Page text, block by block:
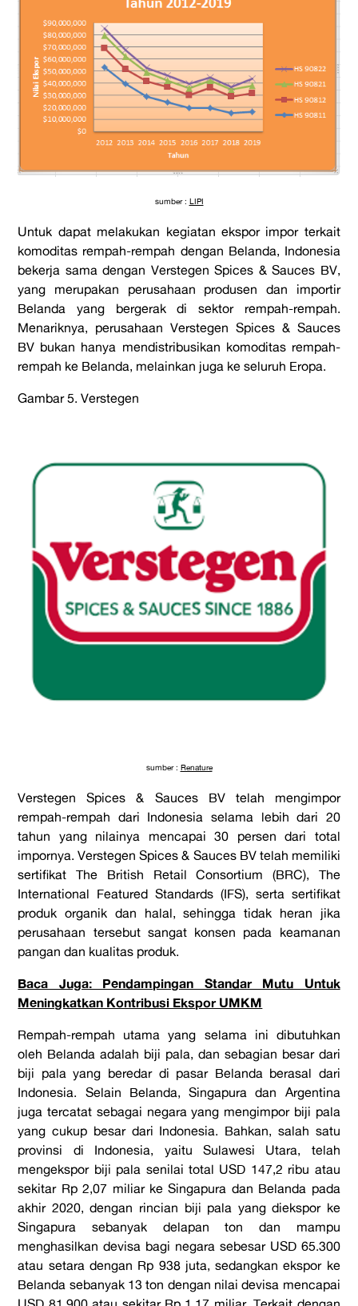
sumber : LIPI
Untuk dapat melakukan kegiatan ekspor impor terkait
komoditas rempah-rempah dengan Belanda, Indonesia
bekerja sama dengan Verstegen Spices & Sauces BV,
yang merupakan perusahaan produsen dan importir
Belanda yang bergerak di sektor rempah-rempah.
Menariknya, perusahaan Verstegen Spices & Sauces
BV bukan hanya mendistribusikan komoditas rempah-
rempah ke Belanda, melainkan juga ke seluruh Eropa.
Gambar 5. Verstegen
sumber : Renature
Verstegen Spices & Sauces BV telah mengimpor
rempah-rempah dari Indonesia selama lebih dari 20
tahun yang nilainya mencapai 30 persen dari total
impornya. Verstegen Spices & Sauces BV telah memiliki
sertifikat The British Retail Consortium (BRC), The
International Featured Standards (IFS), serta sertifikat
produk organik dan halal, sehingga tidak heran jika
perusahaan tersebut sangat konsen pada keamanan
pangan dan kualitas produk.
Baca Juga: Pendampingan Standar Mutu Untuk
Meningkatkan Kontribusi Ekspor UMKM
Rempah-rempah utama yang selama ini dibutuhkan
oleh Belanda adalah biji pala, dan sebagian besar dari
biji pala yang beredar di pasar Belanda berasal dari
Indonesia. Selain Belanda, Singapura dan Argentina
juga tercatat sebagai negara yang mengimpor biji pala
yang cukup besar dari Indonesia. Bahkan, salah satu
provinsi di Indonesia, yaitu Sulawesi Utara, telah
mengekspor biji pala senilai total USD 147,2 ribu atau
sekitar Rp 2,07 miliar ke Singapura dan Belanda pada
akhir 2020, dengan rincian biji pala yang diekspor ke
Singapura sebanyak delapan ton dan mampu
menghasilkan devisa bagi negara sebesar USD 65.300
atau setara dengan Rp 938 juta, sedangkan ekspor ke
Belanda sebanyak 13 ton dengan nilai devisa mencapai